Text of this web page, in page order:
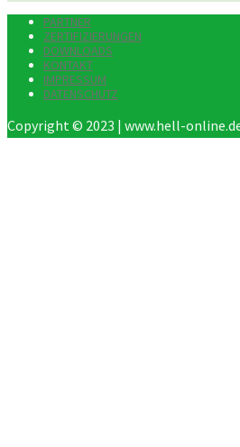
PARTNER
ZERTIFIZIERUNGEN
DOWNLOADS
KONTAKT
IMPRESSUM
DATENSCHUTZ
Copyright © 2023 | www.hell-